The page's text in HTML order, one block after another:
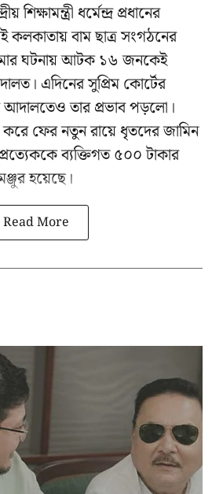
শিক্ষামন্ত্রী ধর্মেন্দ্র প্রধানের
কলকাতায় বাম ছাত্র সংগঠনের
ঘটনায় আটক ১৬ জনকেই
এদিনের সুপ্রিম কোর্টের
আদালতেও তার প্রভাব পড়লো।
ফের নতুন রায়ে ধৃতদের জামিন
ব্যক্তিগত ৫০০ টাকার
হয়েছে।
Read More